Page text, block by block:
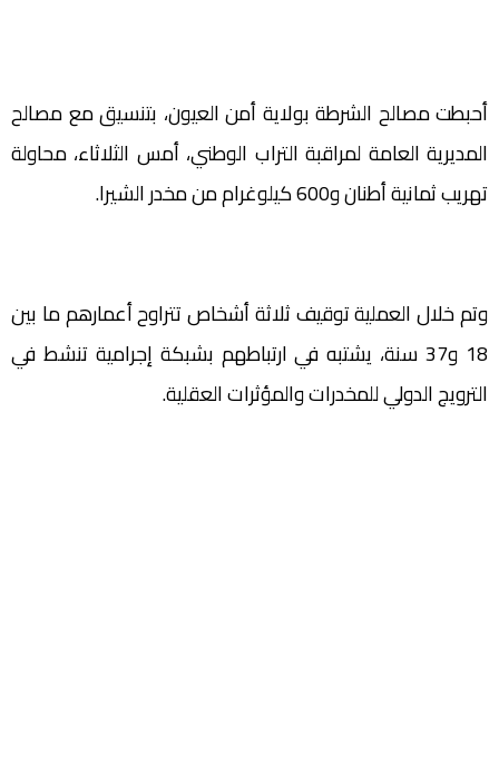
أحبطت مصالح الشرطة بولاية أمن العيون، بتنسيق مع مصالح
المديرية العامة لمراقبة التراب الوطني، أمس الثلاثاء، محاولة
تهريب ثمانية أطنان و600 كيلوغرام من مخدر الشيرا.
وتم خلال العملية توقيف ثلاثة أشخاص تتراوح أعمارهم ما بين
18 و37 سنة، يشتبه في ارتباطهم بشبكة إجرامية تنشط في
الترويج الدولي للمخدرات والمؤثرات العقلية.